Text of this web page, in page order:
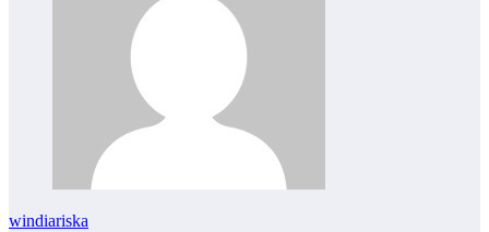
windiariska